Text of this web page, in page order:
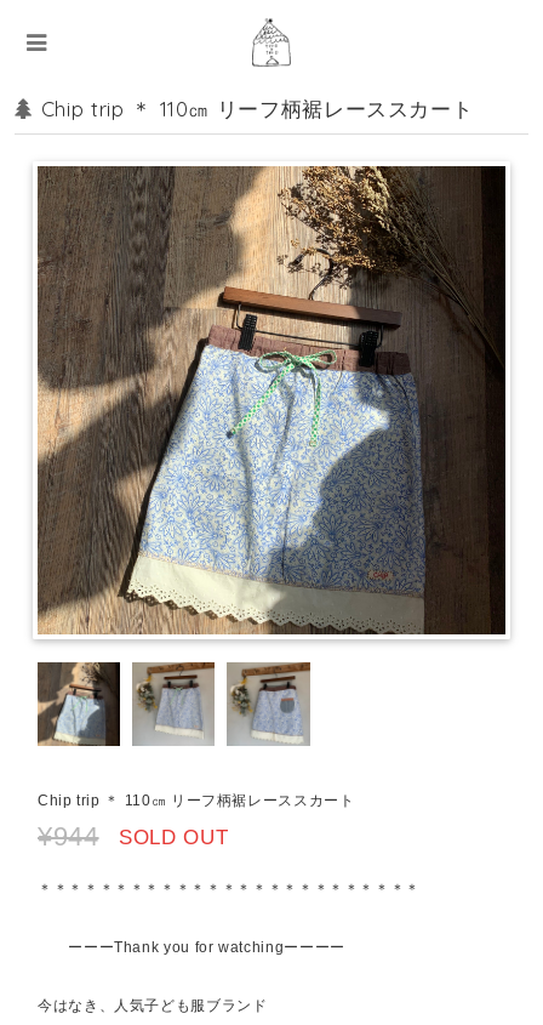
Chip trip ＊ 110㎝ リーフ柄裾レーススカート
Chip trip ＊ 110㎝ リーフ柄裾レーススカート
¥944 SOLD OUT
＊＊＊＊＊＊＊＊＊＊＊＊＊＊＊＊＊＊＊＊＊＊＊＊＊
ーーーThank you for watchingーーーー
今はなき、人気子ども服ブランド